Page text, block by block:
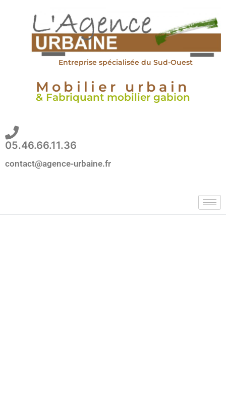
Entreprise spécialisée du Sud-Ouest
Mobilier urbain
& Fabriquant mobilier gabion
05.46.66.11.36
contact@agence-urbaine.fr